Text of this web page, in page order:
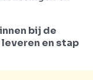
bij de
en stap